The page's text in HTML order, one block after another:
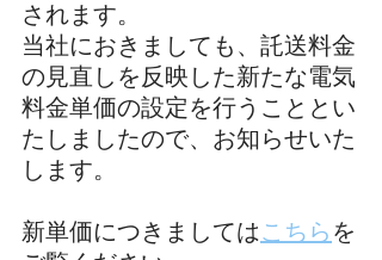
されます。
当社におきましても、託送料金
の見直しを反映した新たな電気
料金単価の設定を行うこととい
たしましたので、お知らせいた
します。
新単価につきましてはこちら を